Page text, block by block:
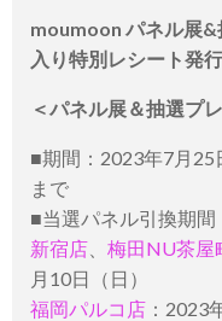
moumoon パネル展
入り特別レシート発行
＜パネル展＆抽選プ
■期間：2023年7月25
まで
■当選パネル引換期間
新宿店
梅田NU茶屋
月10日（日）
福岡パルコ店 ：2023